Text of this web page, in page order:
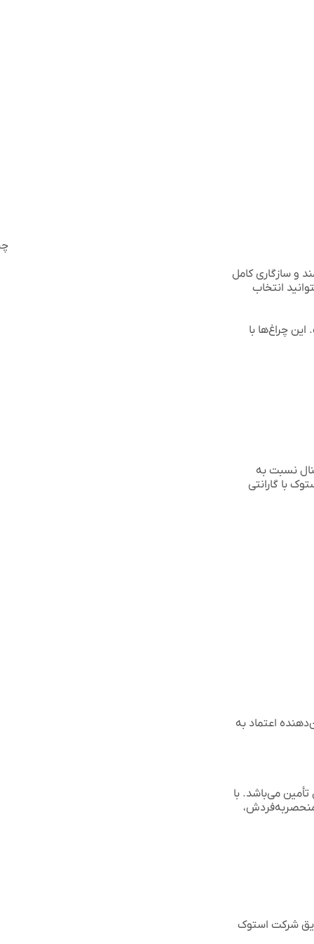
استوک با نوردهی قدرتمند و سازگاری کامل
انتخاب
چراغ‌ها با
نسبت به
با گارانتی
اعتماد به
تأمین می‌باشد. با
منحصربه‌فردش،
شرکت استوک